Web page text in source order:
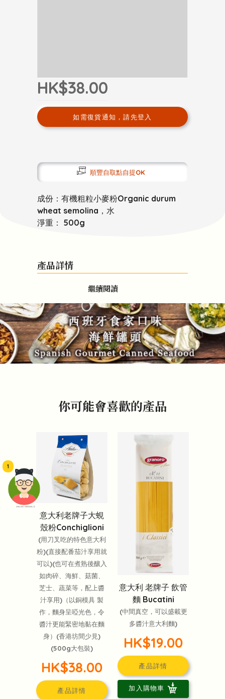
頭像生成器: 快樂家庭網上店
1
HK$38.00
如需復貨通知，請先登入
順豐自取點自提OK
成份：有機粗粒小麥粉Organic durum
wheat semolina，水
淨重： 500g
產品詳情
繼續閱讀
你可能會喜歡的產品
意大利老牌子大蜆
殼粉Conchiglioni
(用刀叉吃的特色意大利
粉)(直接配番茄汁享用就
可以)(也可在煮熟後釀入
如肉碎、海鮮、菇菌、
芝士、蔬菜等，配上醬
汁享用)（以銅模具 製
作，麵身呈啞光色，令
醬汁更能緊密地黏在麵
身）(香港坊間少見)
(500g大包裝)
HK$38.00
產品詳情
意大利 老牌子 飲管
麵 Bucatini
(中間真空，可以盛載更
多醬汁意大利麵)
HK$19.00
產品詳情
加入購物車